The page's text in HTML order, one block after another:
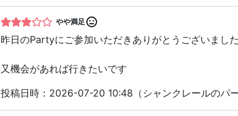
やや満足
昨日のPartyにご参加いただきありがとうございました
又機会があれば行きたいです
投稿日時：2026-07-20 10:48（シャンクレールのパー